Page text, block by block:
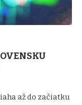
až do začiatku